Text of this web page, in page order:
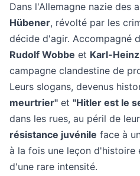
Dans l'Allemagne nazie des
Hübener, révolté par les
décide d'agir. Accompagné
Rudolf Wobbe et Karl-
campagne clandestine de
Leurs slogans, devenus
meurtrier" et "Hitler est le
dans les rues, au péril de
résistance juvénile face à
à la fois une leçon d'histoire
d'une rare intensité.